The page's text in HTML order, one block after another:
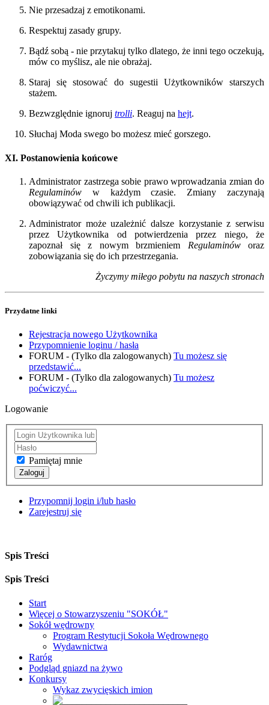
Nie przesadzaj z emotikonami.
Respektuj zasady grupy.
Bądź sobą - nie przytakuj tylko dlatego, że inni tego oczekują,
mów co myślisz, ale nie obrażaj.
Staraj się stosować do sugestii Użytkowników starszych
stażem.
Bezwzględnie ignoruj trolli. Reaguj na hejt.
Słuchaj Moda swego bo możesz mieć gorszego.
XI. Postanowienia końcowe
Administrator zastrzega sobie prawo wprowadzania zmian do
Regulaminów w każdym czasie. Zmiany zaczynają
obowiązywać od chwili ich publikacji.
Administrator może uzależnić dalsze korzystanie z serwisu
przez Użytkownika od potwierdzenia przez niego, że
zapoznał się z nowym brzmieniem Regulaminóworaz
zobowiązania się do ich przestrzegania.
Życzymy miłego pobytu na naszych stronach
Przydatne linki
Rejestracja nowego Użytkownika
Przypomnienie loginu / hasła
FORUM - (Tylko dla zalogowanych) Tu możesz się
przedstawić...
FORUM - (Tylko dla zalogowanych) Tu możesz
poćwiczyć...
Logowanie
Pamiętaj mnie
Zaloguj
Przypomnij login i/lub hasło
Zarejestruj się
Spis Treści
Spis Treści
Start
Więcej o Stowarzyszeniu "SOKÓŁ"
Sokół wędrowny
Program Restytucji Sokoła Wędrownego
Wydawnictwa
Raróg
Podgląd gniazd na żywo
Konkursy
Wykaz zwycięskich imion